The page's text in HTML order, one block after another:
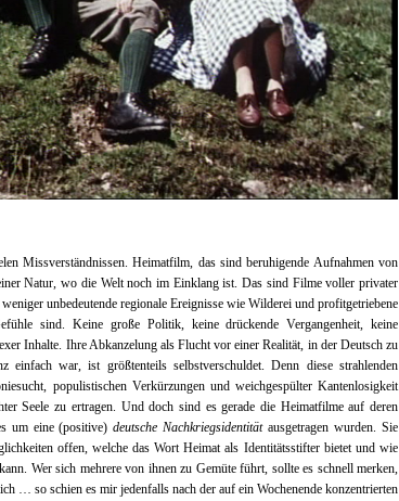
Missverständnissen. Heimatfilm, das sind beruhigende Aufnahmen von
Natur, wo die Welt noch im Einklang ist. Das sind Filme voller privater
unbedeutende regionale Ereignisse wie Wilderei und profitgetriebene
sind. Keine große Politik, keine drückende Vergangenheit, keine
Inhalte. Ihre Abkanzelung als Flucht vor einer Realität, in der Deutsch zu
einfach war, ist größtenteils selbstverschuldet. Denn diese strahlenden
populistischen Verkürzungen und weichgespülter Kantenlosigkeit
Seele zu ertragen. Und doch sind es gerade die Heimatfilme auf deren
um eine (positive)deutsche Nachkriegsidentitätausgetragen wurden. Sie
offen, welche das Wort Heimat als Identitätsstifter bietet und wie
Wer sich mehrere von ihnen zu Gemüte führt, sollte es schnell merken,
… so schien es mir jedenfalls nach der auf ein Wochenende konzentrierten